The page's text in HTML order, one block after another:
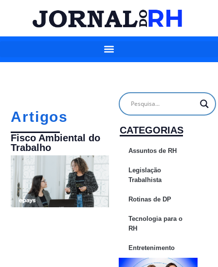
Artigos
Fisco Ambiental do
Trabalho
CATEGORIAS
Assuntos de RH
Legislação
Trabalhista
Rotinas de DP
Tecnologia para o
RH
Entretenimento